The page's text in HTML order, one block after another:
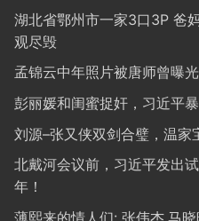
湖北省鄂州市一家3口3P 爸
观尽毁
孟锦云中年照片被唐师曾曝
彭丽媛和闺蜜捉奸，习近平
刘源–张又侠双剑合璧，温
北戴河会议前，习近平发出
年！
薄熙来的情人们: 张伟杰,马